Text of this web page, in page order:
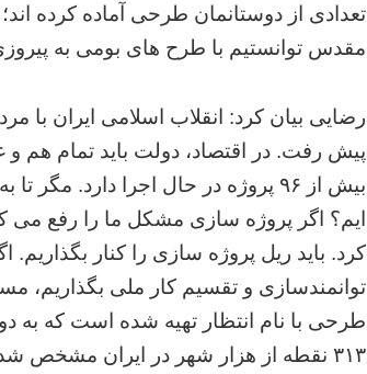
تعدادی از دوستانمان طرحی آماده کرده
مقدس توانستیم با طرح های بومی به
رضایی بیان کرد: انقلاب اسلامی ایران با
پیش رفت. در اقتصاد، دولت باید تمام هم و
بیش از ۹۶ پروژه در حال اجرا دارد.
ایم؟ اگر پروژه سازی مشکل ما را رفع می
کرد. باید ریل پروژه سازی را کنار بگذاریم.
توانمندسازی و تقسیم کار ملی بگذاریم،
طرحی با نام انتظار تهیه شده است که به